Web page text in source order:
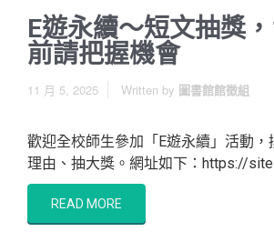
E遊永續～短文抽獎
前請把握機會
11 月 5, 2025 Written by 圖書館館徵組
歡迎全校師生參加「E遊永續」活動，
理由、抽大獎。網址如下：https://
READ MORE